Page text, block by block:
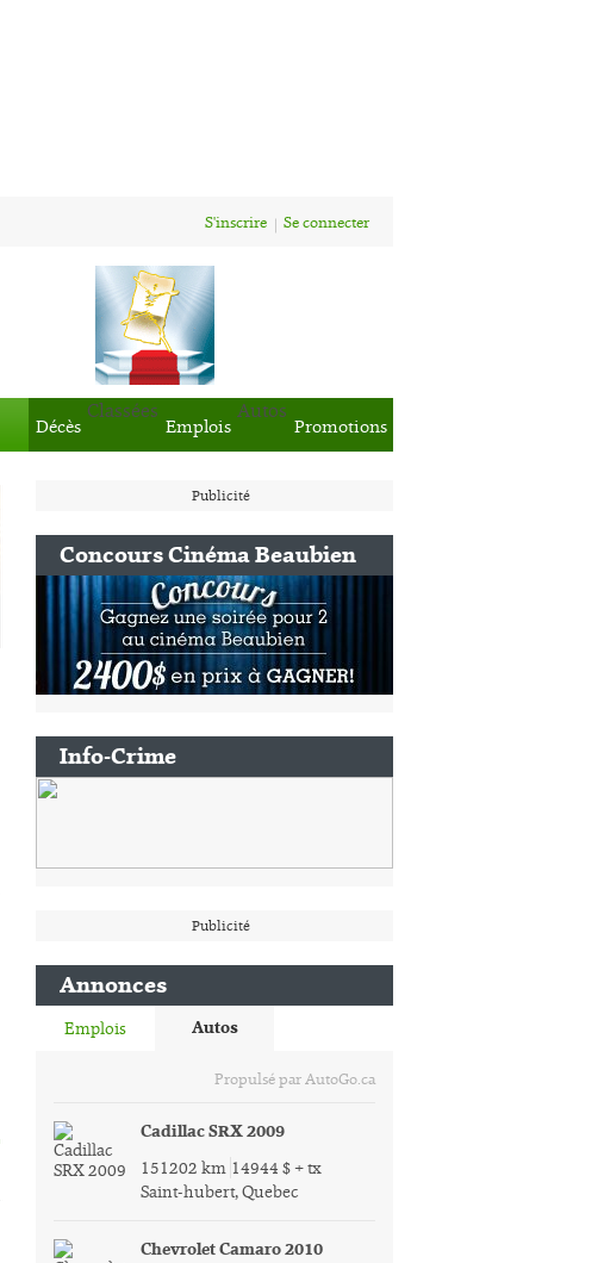
S'inscrire Se connecter
Décès
Classées
Emplois
Autos
Promotions
Publicité
Concours Cinéma Beaubien
Info-Crime
Publicité
Annonces
Emplois Autos
Propulsé par AutoGo.ca
Cadillac SRX 2009
151202 km 14944 $ + tx
Saint-hubert, Quebec
Chevrolet Camaro 2010